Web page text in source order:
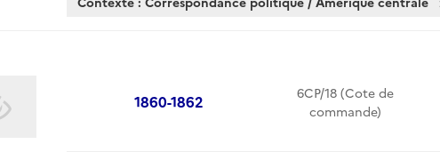
1860-1862
6CP/18 (Cote de
commande)